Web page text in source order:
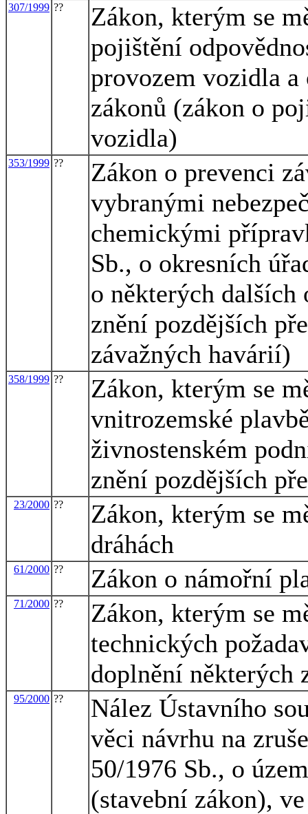
307/1999 ??
Zákon, kterým se
pojištění
provozem vozidla
zákonů (zákon o
vozidla)
353/1999 ??
Zákon o prevenci
vybranými
chemickými
Sb., o okresních
o některých
znění pozdějších
závažných havárií)
358/1999 ??
Zákon, kterým se
vnitrozemské
živnostenském
znění pozdějších
23/2000 ??
Zákon, kterým se
dráhách
61/2000 ?? Zákon o námořní
71/2000 ??
Zákon, kterým se
technických
doplnění některých
95/2000 ??
Nález Ústavního
věci návrhu na
50/1976 Sb., o
(stavební zákon),